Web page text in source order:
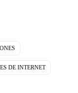
DE INTERNET